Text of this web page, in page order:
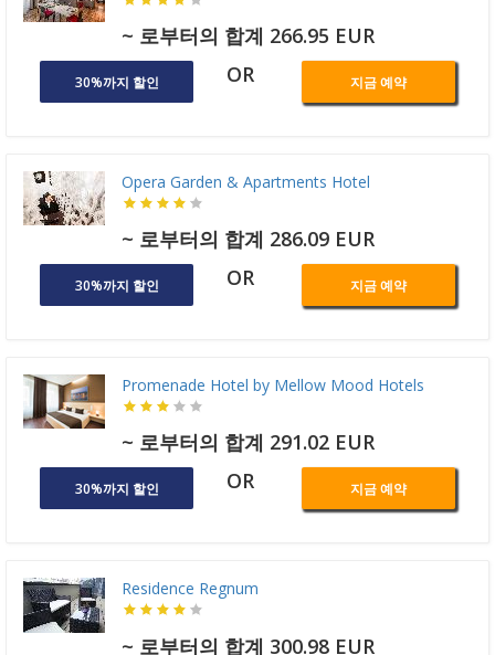
~ 로부터의 합계 266.95 EUR
30%까지 할인 OR 지금 예약
Opera Garden & Apartments Hotel
~ 로부터의 합계 286.09 EUR
30%까지 할인 OR 지금 예약
Promenade Hotel by Mellow Mood Hotels
~ 로부터의 합계 291.02 EUR
30%까지 할인 OR 지금 예약
Residence Regnum
~ 로부터의 합계 300.98 EUR